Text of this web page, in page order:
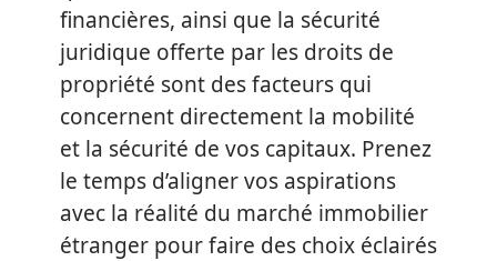
financières, ainsi que la sécurité
juridique offerte par les droits de
propriété sont des facteurs qui
concernent directement la mobilité
et la sécurité de vos capitaux. Prenez
le temps d’aligner vos aspirations
avec la réalité du marché immobilier
étranger pour faire des choix éclairés